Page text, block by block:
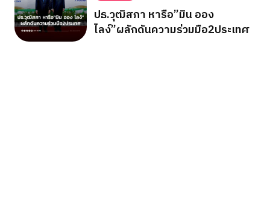
ปธ.วุฒิสภา หารือ”มิน ออง
ไลง์”ผลักดันความร่วมมือ2ประเทศ